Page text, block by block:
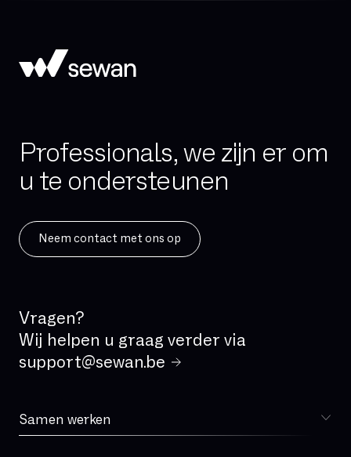
Professionals, we zijn er om
u te ondersteunen
Neem contact met ons op
Vragen?
Wij helpen u graag verder via
support@sewan.be
Samen werken